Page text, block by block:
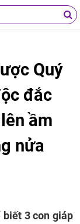
Quý
đắc
ầm
nửa
3 con giáp